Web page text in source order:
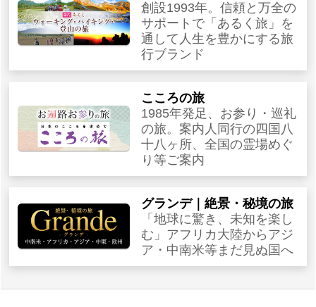
創設1993年。信頼と万全の
サポートで「あるく旅」を
通して人生を豊かにする旅
行ブランド
こころの旅
1985年発足、お参り・巡礼
の旅。案内人同行の四国八
十八ヶ所、全国の霊場めぐ
り等ご案内
グランデ｜絶景・秘境の旅
「地球に驚き、未知を楽し
む」アフリカ大陸からアジ
ア・中南米等まだ見ぬ国へ